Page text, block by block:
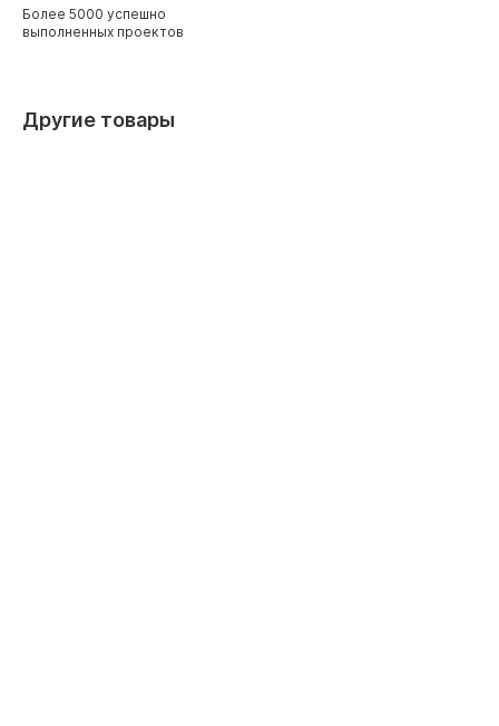
Более 5000 успешно
выполненных проектов
Другие товары